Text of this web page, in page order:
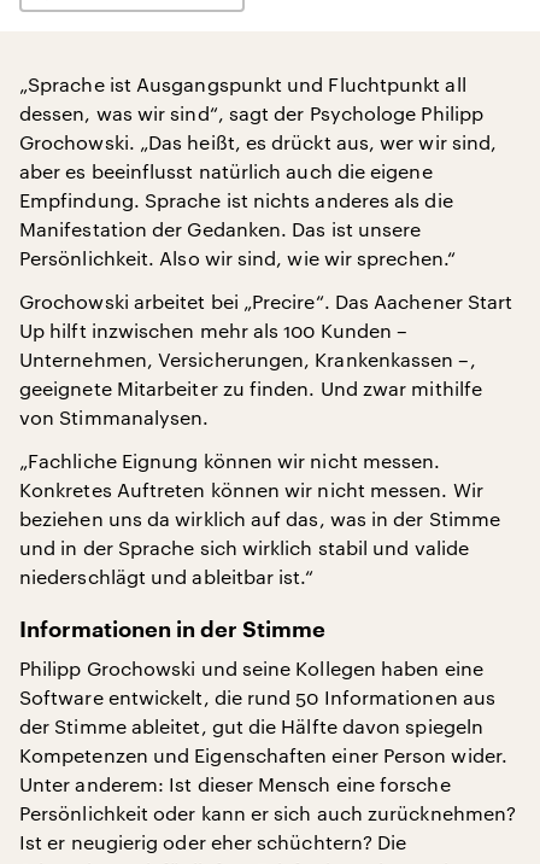
„Sprache ist Ausgangspunkt und Fluchtpunkt all
dessen, was wir sind“, sagt der Psychologe Philipp
Grochowski. „Das heißt, es drückt aus, wer wir sind,
aber es beeinflusst natürlich auch die eigene
Empfindung. Sprache ist nichts anderes als die
Manifestation der Gedanken. Das ist unsere
Persönlichkeit. Also wir sind, wie wir sprechen.“
Grochowski arbeitet bei „Precire“. Das Aachener Start
Up hilft inzwischen mehr als 100 Kunden –
Unternehmen, Versicherungen, Krankenkassen –,
geeignete Mitarbeiter zu finden. Und zwar mithilfe
von Stimmanalysen.
„Fachliche Eignung können wir nicht messen.
Konkretes Auftreten können wir nicht messen. Wir
beziehen uns da wirklich auf das, was in der Stimme
und in der Sprache sich wirklich stabil und valide
niederschlägt und ableitbar ist.“
Informationen in der Stimme
Philipp Grochowski und seine Kollegen haben eine
Software entwickelt, die rund 50 Informationen aus
der Stimme ableitet, gut die Hälfte davon spiegeln
Kompetenzen und Eigenschaften einer Person wider.
Unter anderem: Ist dieser Mensch eine forsche
Persönlichkeit oder kann er sich auch zurücknehmen?
Ist er neugierig oder eher schüchtern? Die